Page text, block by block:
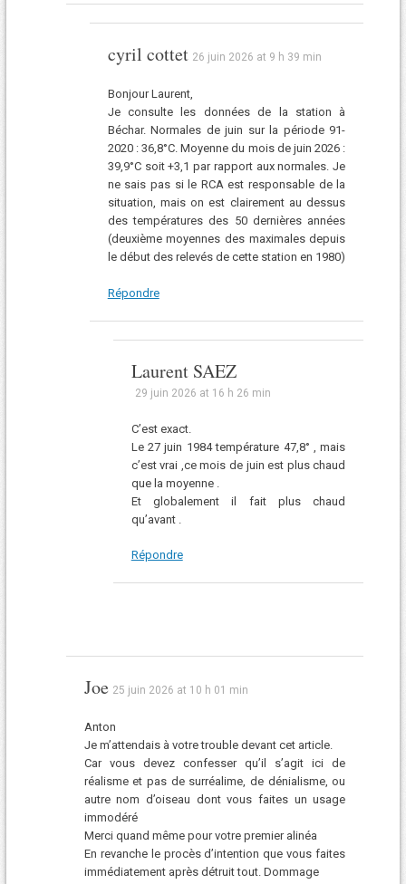
cyril cottet 26 juin 2026 at 9 h 39 min
Bonjour Laurent,
Je consulte les données de la station à
Béchar. Normales de juin sur la période 91-
2020 : 36,8°C. Moyenne du mois de juin 2026 :
39,9°C soit +3,1 par rapport aux normales. Je
ne sais pas si le RCA est responsable de la
situation, mais on est clairement au dessus
des températures des 50 dernières années
(deuxième moyennes des maximales depuis
le début des relevés de cette station en 1980)
Répondre
Laurent SAEZ
29 juin 2026 at 16 h 26 min
C’est exact.
Le 27 juin 1984 température 47,8° , mais
c’est vrai ,ce mois de juin est plus chaud
que la moyenne .
Et globalement il fait plus chaud
qu’avant .
Répondre
Joe 25 juin 2026 at 10 h 01 min
Anton
Je m’attendais à votre trouble devant cet article.
Car vous devez confesser qu’il s’agit ici de
réalisme et pas de surréalime, de dénialisme, ou
autre nom d’oiseau dont vous faites un usage
immodéré
Merci quand même pour votre premier alinéa
En revanche le procès d’intention que vous faites
immédiatement après détruit tout. Dommage